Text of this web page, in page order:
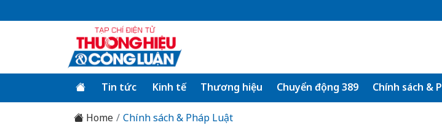
Tin tức Kinh tế Thương hiệu Chuyển động 389 Chính sách &
Home Chính sách & Pháp Luật